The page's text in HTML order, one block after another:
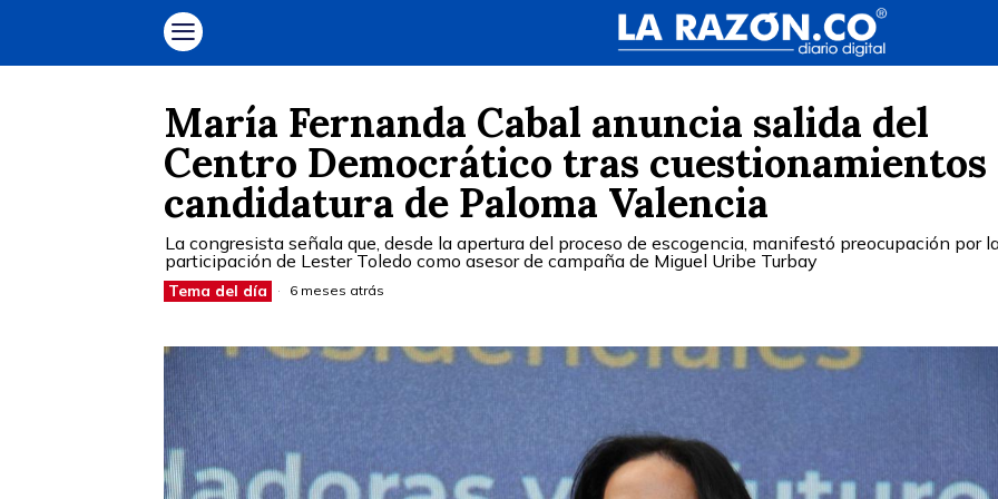
María Fernanda Cabal anuncia salida del
Centro Democrático tras cuestionamientos
candidatura de Paloma Valencia
La congresista señala que, desde la apertura del proceso de escogencia, manifestó preocupación por
participación de Lester Toledo como asesor de campaña de Miguel Uribe Turbay
Tema del día 6 meses atrás